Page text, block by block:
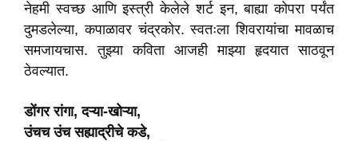
नेहमी स्वच्छ आणि इस्त्री केलेले शर्ट इन, बाह्या कोपरा पर्यंत
दुमडलेल्या, कपाळावर चंद्रकोर. स्वतःला शिवरायांचा मावळाच
समजायचास. तुझ्या कविता आजही माझ्या हृदयात साठवून
ठेवल्यात.
डोंगर रांगा, दऱ्या-खोऱ्या,
उंचच उंचसह्याद्रीचे कडे,